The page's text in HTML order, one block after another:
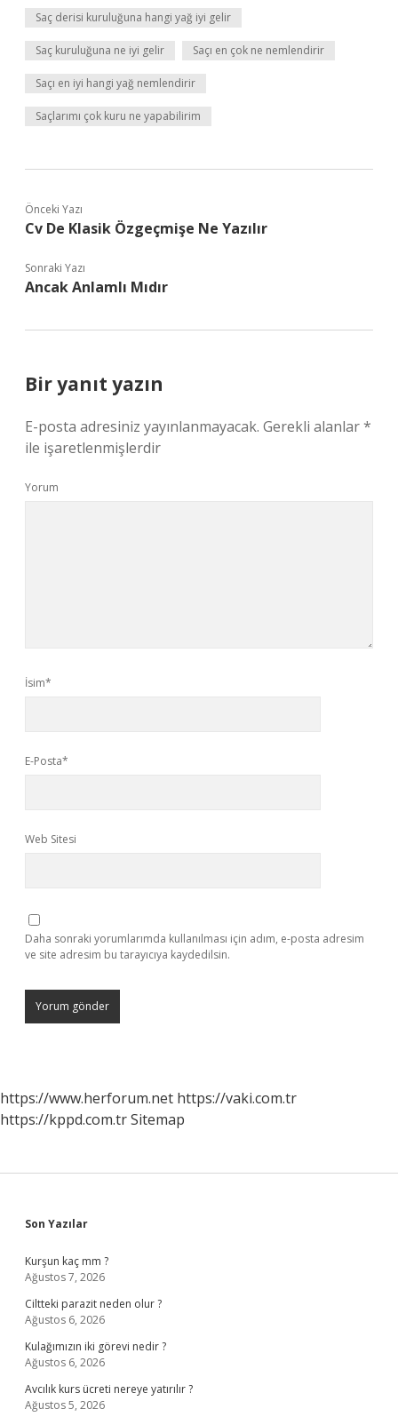
Saç derisi kuruluğuna hangi yağ iyi gelir
Saç kuruluğuna ne iyi gelir Saçı en çok ne nemlendirir
Saçı en iyi hangi yağ nemlendirir
Saçlarımı çok kuru ne yapabilirim
Önceki Yazı
Cv De Klasik Özgeçmişe Ne Yazılır
Sonraki Yazı
Ancak Anlamlı Mıdır
Bir yanıt yazın
E-posta adresiniz yayınlanmayacak. Gerekli alanlar*
ile işaretlenmişlerdir
Yorum
İsim*
E-Posta*
Web Sitesi
Daha sonraki yorumlarımda kullanılması için adım, e-posta adresim
ve site adresim bu tarayıcıya kaydedilsin.
https://www.herforum.net https://vaki.com.tr
https://kppd.com.trSitemap
Sidebar
Son Yazılar
Kurşun kaç mm ?
Ağustos 7, 2026
Ciltteki parazit neden olur ?
Ağustos 6, 2026
Kulağımızın iki görevi nedir ?
Ağustos 6, 2026
Avcılık kurs ücreti nereye yatırılır ?
Ağustos 5, 2026